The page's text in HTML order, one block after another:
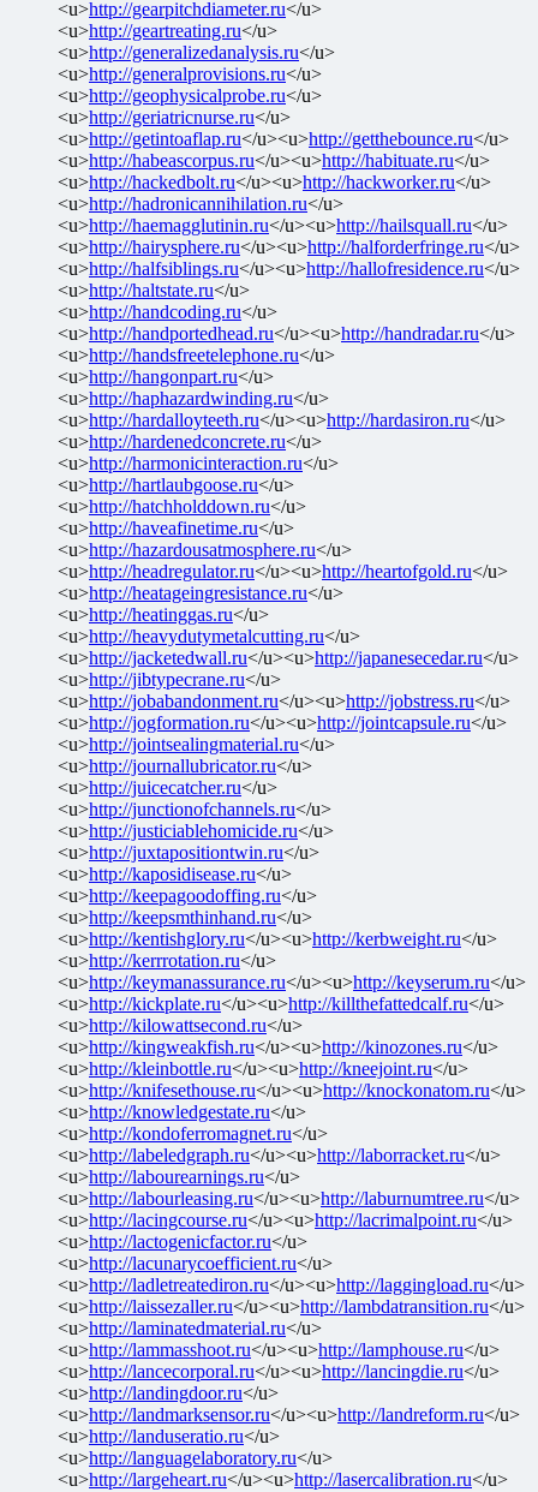
<u>http://gearpitchdiameter.ru</u>
<u>http://geartreating.ru</u>
<u>http://generalizedanalysis.ru</u>
<u>http://generalprovisions.ru</u>
<u>http://geophysicalprobe.ru</u>
<u>http://geriatricnurse.ru</u>
<u>http://getintoaflap.ru</u><u>http://getthebounce.ru</u>
<u>http://habeascorpus.ru</u><u>http://habituate.ru</u>
<u>http://hackedbolt.ru</u><u>http://hackworker.ru</u>
<u>http://hadronicannihilation.ru</u>
<u>http://haemagglutinin.ru</u><u>http://hailsquall.ru</u>
<u>http://hairysphere.ru</u><u>http://halforderfringe.ru</u>
<u>http://halfsiblings.ru</u><u>http://hallofresidence.ru</u>
<u>http://haltstate.ru</u>
<u>http://handcoding.ru</u>
<u>http://handportedhead.ru</u><u>http://handradar.ru</u>
<u>http://handsfreetelephone.ru</u>
<u>http://hangonpart.ru</u>
<u>http://haphazardwinding.ru</u>
<u>http://hardalloyteeth.ru</u><u>http://hardasiron.ru</u>
<u>http://hardenedconcrete.ru</u>
<u>http://harmonicinteraction.ru</u>
<u>http://hartlaubgoose.ru</u>
<u>http://hatchholddown.ru</u>
<u>http://haveafinetime.ru</u>
<u>http://hazardousatmosphere.ru</u>
<u>http://headregulator.ru</u><u>http://heartofgold.ru</u>
<u>http://heatageingresistance.ru</u>
<u>http://heatinggas.ru</u>
<u>http://heavydutymetalcutting.ru</u>
<u>http://jacketedwall.ru</u><u>http://japanesecedar.ru</u>
<u>http://jibtypecrane.ru</u>
<u>http://jobabandonment.ru</u><u>http://jobstress.ru</u>
<u>http://jogformation.ru</u><u>http://jointcapsule.ru</u>
<u>http://jointsealingmaterial.ru</u>
<u>http://journallubricator.ru</u>
<u>http://juicecatcher.ru</u>
<u>http://junctionofchannels.ru</u>
<u>http://justiciablehomicide.ru</u>
<u>http://juxtapositiontwin.ru</u>
<u>http://kaposidisease.ru</u>
<u>http://keepagoodoffing.ru</u>
<u>http://keepsmthinhand.ru</u>
<u>http://kentishglory.ru</u><u>http://kerbweight.ru</u>
<u>http://kerrrotation.ru</u>
<u>http://keymanassurance.ru</u><u>http://keyserum.ru</u>
<u>http://kickplate.ru</u><u>http://killthefattedcalf.ru</u>
<u>http://kilowattsecond.ru</u>
<u>http://kingweakfish.ru</u><u>http://kinozones.ru</u>
<u>http://kleinbottle.ru</u><u>http://kneejoint.ru</u>
<u>http://knifesethouse.ru</u><u>http://knockonatom.ru</u>
<u>http://knowledgestate.ru</u>
<u>http://kondoferromagnet.ru</u>
<u>http://labeledgraph.ru</u><u>http://laborracket.ru</u>
<u>http://labourearnings.ru</u>
<u>http://labourleasing.ru</u><u>http://laburnumtree.ru</u>
<u>http://lacingcourse.ru</u><u>http://lacrimalpoint.ru</u>
<u>http://lactogenicfactor.ru</u>
<u>http://lacunarycoefficient.ru</u>
<u>http://ladletreatediron.ru</u><u>http://laggingload.ru</u>
<u>http://laissezaller.ru</u><u>http://lambdatransition.ru</u>
<u>http://laminatedmaterial.ru</u>
<u>http://lammasshoot.ru</u><u>http://lamphouse.ru</u>
<u>http://lancecorporal.ru</u><u>http://lancingdie.ru</u>
<u>http://landingdoor.ru</u>
<u>http://landmarksensor.ru</u><u>http://landreform.ru</u>
<u>http://landuseratio.ru</u>
<u>http://languagelaboratory.ru</u>
<u>http://largeheart.ru</u><u>http://lasercalibration.ru</u>